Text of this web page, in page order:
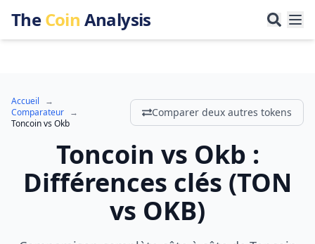
TheCoin Analysis
Accueil
→
Comparateur →
ToncoinvsOkb
Comparer deux autres tokens
Toncoin vs Okb :
Différences clés (TON
vs OKB)